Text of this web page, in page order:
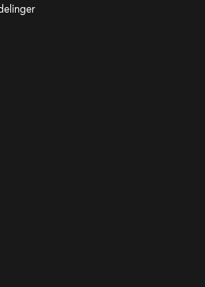
Pauillac: Lafite, Latour og
det er med til at positionere
kan produceres under
de er som regel fadlagrede.